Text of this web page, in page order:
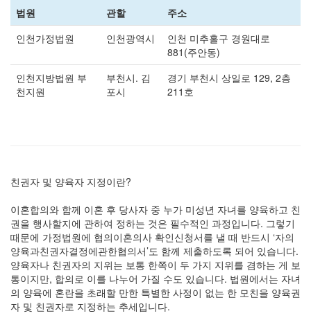
법원
관할
주소
인천가정법원
인천광역시
인천 미추홀구 경원대로
881(주안동)
인천지방법원 부
천지원
부천시. 김
포시
경기 부천시 상일로 129, 2층
211호
친권자 및 양육자 지정이란?
이혼합의와 함께 이혼 후 당사자 중 누가 미성년 자녀를 양육하고 친
권을 행사할지에 관하여 정하는 것은 필수적인 과정입니다. 그렇기
때문에 가정법원에 협의이혼의사 확인신청서를 낼 때 반드시 ‘자의
양육과친권자결정에관한협의서’도 함께 제출하도록 되어 있습니다.
양육자나 친권자의 지위는 보통 한쪽이 두 가지 지위를 겸하는 게 보
통이지만, 합의로 이를 나누어 가질 수도 있습니다. 법원에서는 자녀
의 양육에 혼란을 초래할 만한 특별한 사정이 없는 한 모친을 양육권
자 및 친권자로 지정하는 추세입니다.